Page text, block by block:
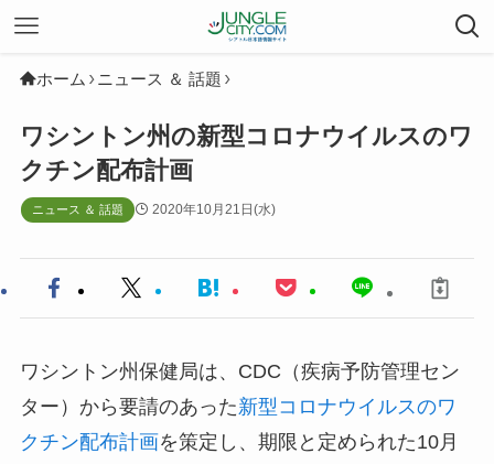
ホーム ニュース ＆ 話題
ワシントン州の新型コロナウイルスのワ
クチン配布計画
ニュース ＆ 話題 2020年10月21日(水)
ワシントン州保健局は、CDC（疾病予防管理セン
ター）から要請のあった新型コロナウイルスのワ
クチン配布計画を策定し、期限と定められた10月